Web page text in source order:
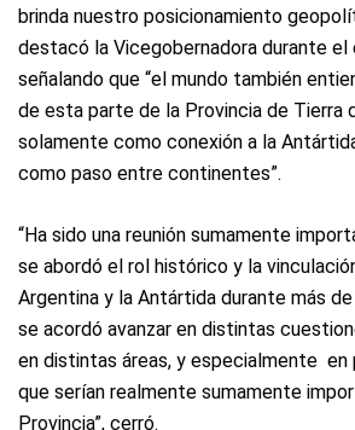
brinda nuestro posicionamiento
destacó la Vicegobernadora durante el
señalando que “el mundo también
de esta parte de la Provincia de Tierra
solamente como conexión a la
como paso entre continentes”.
“Ha sido una reunión sumamente
se abordó el rol histórico y la
Argentina y la Antártida durante más
se acordó avanzar en distintas
en distintas áreas, y especialmente en
que serían realmente sumamente
Provincia”, cerró.